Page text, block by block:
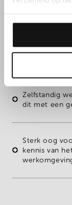
jouw
Eerste
Zelfstandig
dit met een
Sterk oog
kennisvan